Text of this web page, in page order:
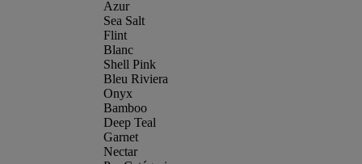
Azur
Sea Salt
Flint
Blanc
Shell Pink
Bleu Riviera
Onyx
Bamboo
Deep Teal
Garnet
Nectar